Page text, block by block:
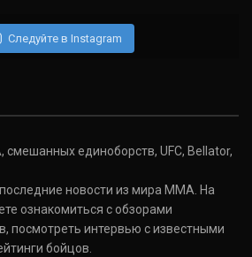
Следуйте в Instagram
единоборств, UFC, Bellator,
новости из мира ММА. На
ознакомиться с обзорами
посмотреть интервью с известными
бойцов.